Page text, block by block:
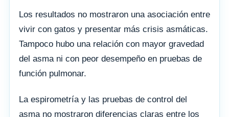
Los resultados no mostraron una asociación entre
vivir con gatos y presentar más crisis asmáticas.
Tampoco hubo una relación con mayor gravedad
del asma ni con peor desempeño en pruebas de
función pulmonar.
La espirometría y las pruebas de control del
asma no mostraron diferencias claras entre los